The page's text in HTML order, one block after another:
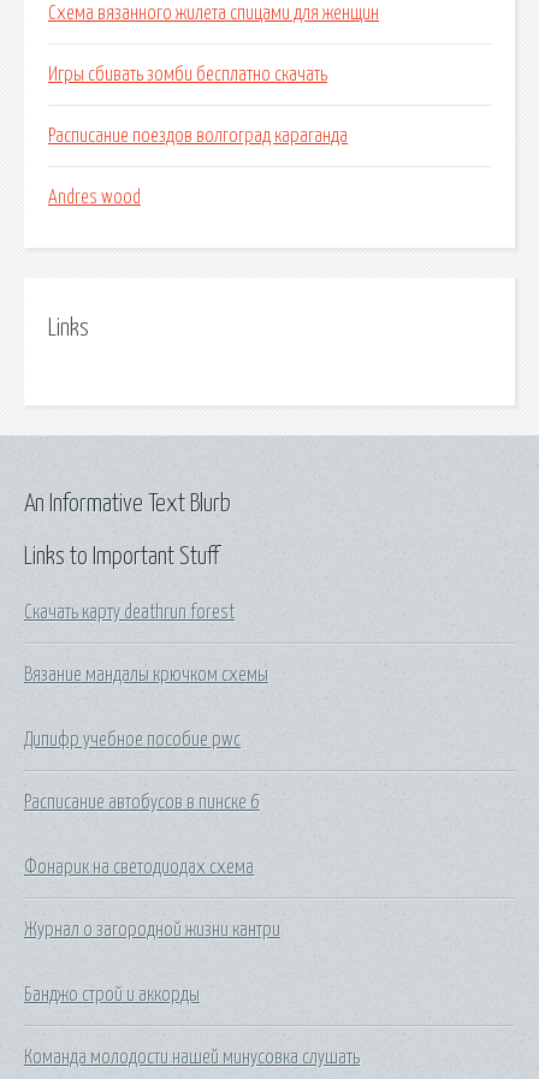
Схема вязанного жилета спицами для женщин
Игры сбивать зомби бесплатно скачать
Расписание поездов волгоград караганда
Andres wood
Links
Links to Important Stuff
Скачать карту deathrun forest
Вязание мандалы крючком схемы
Дипифр учебное пособие pwc
Расписание автобусов в пинске 6
Фонарик на светодиодах схема
Журнал о загородной жизни кантри
Банджо строй и аккорды
Команда молодости нашей минусовка слушать
An Informative Text Blurb